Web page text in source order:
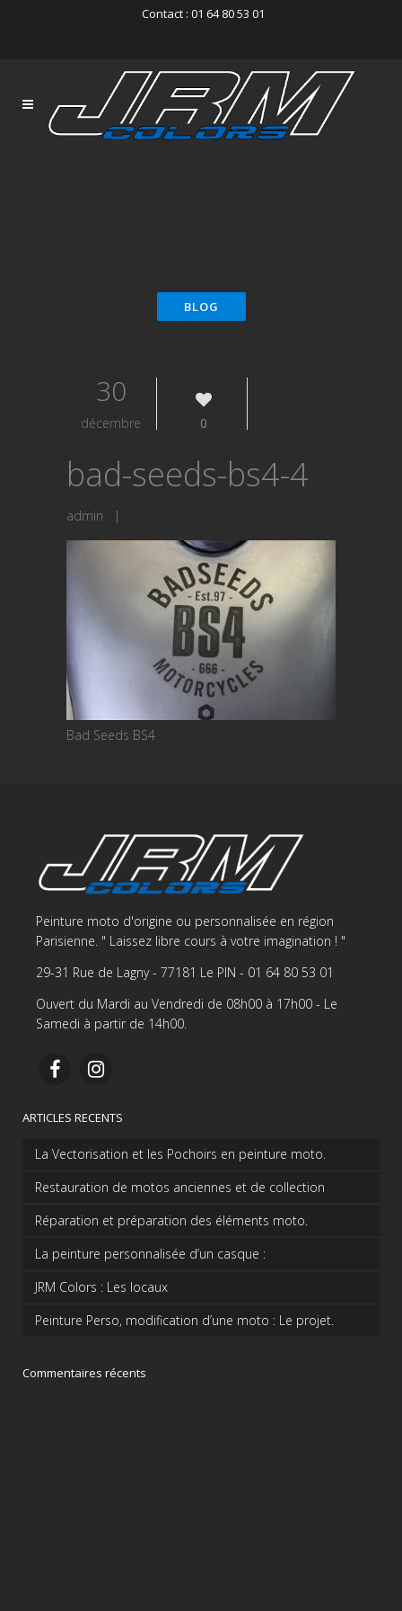
Contact : 01 64 80 53 01
30
décembre 0
bad-seeds-bs4-4
admin |
Bad Seeds BS4
Peinture moto d'origine ou personnalisée en région
Parisienne. " Laissez libre cours à votre imagination ! "
29-31 Rue de Lagny - 77181 Le PIN - 01 64 80 53 01
Ouvert du Mardi au Vendredi de 08h00 à 17h00 - Le
Samedi à partir de 14h00.
ARTICLES RECENTS
La Vectorisation et les Pochoirs en peinture moto.
Restauration de motos anciennes et de collection
Réparation et préparation des éléments moto.
La peinture personnalisée d’un casque :
JRM Colors : Les locaux
Peinture Perso, modification d’une moto : Le projet.
Commentaires récents